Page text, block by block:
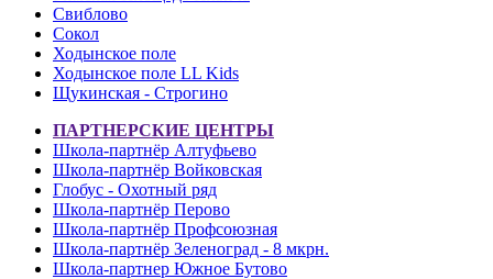
Свиблово
Сокол
Ходынское поле
Ходынское поле LL Kids
Щукинская - Строгино
ПАРТНЕРСКИЕ ЦЕНТРЫ
Школа-партнёр Алтуфьево
Школа-партнёр Войковская
Глобус - Охотный ряд
Школа-партнёр Перово
Школа-партнёр Профсоюзная
Школа-партнёр Зеленоград - 8 мкрн.
Школа-партнер Южное Бутово